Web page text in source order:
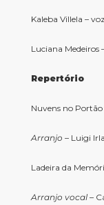
Kaleba Villela –
Luciana Medeiros
Repertório
Nuvens no
Arranjo – Luigi
Ladeira da
Arranjo vocal–